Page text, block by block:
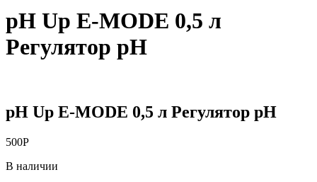
pH Up E-MODE 0,5 л
Регулятор pH
pH Up E-MODE 0,5 л Регулятор pH
500Р
В наличии